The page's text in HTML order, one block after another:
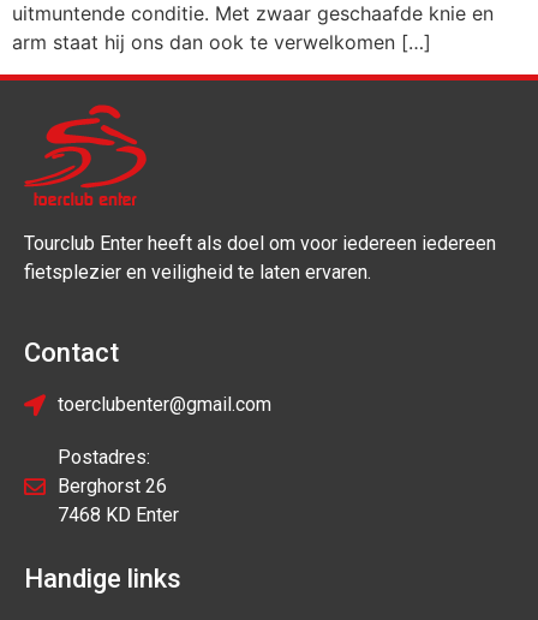
uitmuntende conditie. Met zwaar geschaafde knie en
arm staat hij ons dan ook te verwelkomen […]
Tourclub Enter heeft als doel om voor iedereen iedereen
fietsplezier en veiligheid te laten ervaren.
Contact
toerclubenter@gmail.com
Postadres:
Berghorst 26
7468 KD Enter
Handige links